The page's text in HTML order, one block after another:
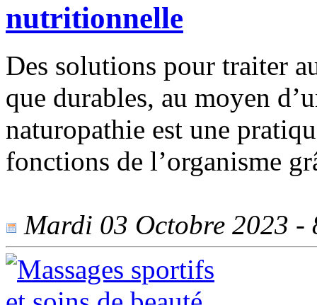
nutritionnelle
Des solutions pour traiter
que durables, au moyen
naturopathie est une
fonctions de l’organisme
Mardi 03 Octobre 2023 -